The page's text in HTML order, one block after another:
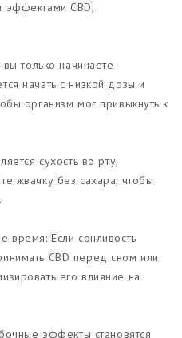
эффектами CBD,
только начинаете
начать с низкой дозы и
организм мог привыкнуть к
сухость во рту,
жвачку без сахара, чтобы
время: Если сонливость
CBD перед сном или
его влияние на
эффекты становятся